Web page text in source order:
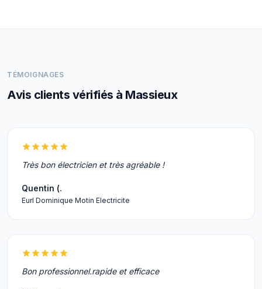
TÉMOIGNAGES
Avis clients vérifiés à Massieux
Très bon électricien et très agréable !
Quentin (.
Eurl Dominique Motin Electricite
Bon professionnel.rapide et efficace